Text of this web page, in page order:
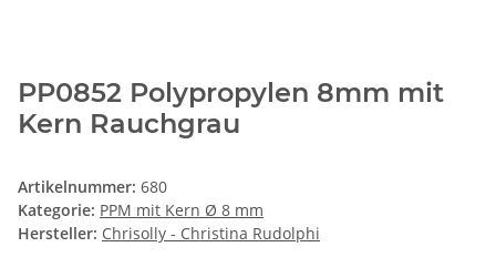
PP0852 Polypropylen 8mm mit
Kern Rauchgrau
Artikelnummer: 680
Kategorie: PPM mit Kern Ø 8 mm
Hersteller: Chrisolly - Christina Rudolphi